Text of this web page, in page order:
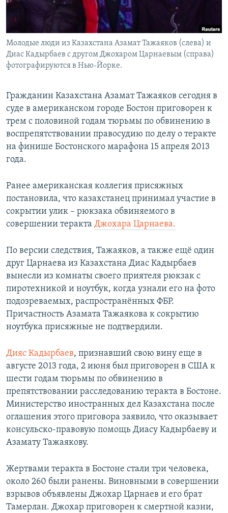
Молодые люди из Казахстана Азамат Тажаяков (слева) и
Диас Кадырбаев с другом Джохаром Царнаевым (справа)
фотографируются в Нью-Йорке.
Гражданин Казахстана Азамат Тажаяков сегодня в
суде в американском городе Бостон приговорен к
трем с половиной годам тюрьмы по обвинению в
воспрепятствовании правосудию по делу о теракте
на финише Бостонского марафона 15 апреля 2013
года.
Ранее американская коллегия присяжных
постановила, что казахстанец принимал участие в
сокрытии улик – рюкзака обвиняемого в
совершении теракта Джохара Царнаева.
По версии следствия, Тажаяков, а также ещё один
друг Царнаева из Казахстана Диас Кадырбаев
вынесли из комнаты своего приятеля рюкзак с
пиротехникой и ноутбук, когда узнали его на фото
подозреваемых, распространённых ФБР.
Причастность Азамата Тажаякова к сокрытию
ноутбука присяжные не подтвердили.
Дияс Кадырбаев, признавший свою вину еще в
августе 2013 года, 2 июня был приговорен в США к
шести годам тюрьмы по обвинению в
препятствовании расследованию теракта в Бостоне.
Министерство иностранных дел Казахстана после
оглашения этого приговора заявило, что оказывает
консульско-правовую помощь Диасу Кадырбаеву и
Азамату Тажаякову.
Жертвами теракта в Бостоне стали три человека,
около 260 были ранены. Виновными в совершении
взрывов объявлены Джохар Царнаев и его брат
Тамерлан. Джохар приговорен к смертной казни,